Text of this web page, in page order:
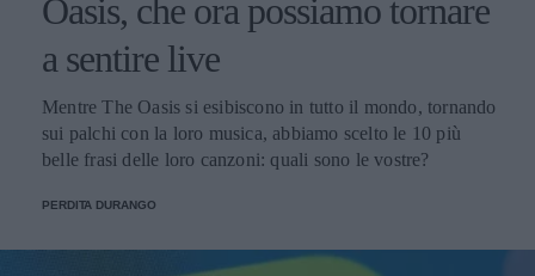
Oasis, che ora possiamo tornare
a sentire live
Mentre The Oasis si esibiscono in tutto il mondo, tornando
sui palchi con la loro musica, abbiamo scelto le 10 più
belle frasi delle loro canzoni: quali sono le vostre?
PERDITA DURANGO